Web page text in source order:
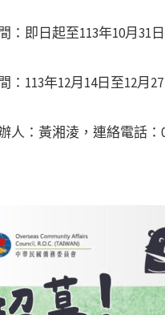
：即日起至113年10月31日
：113年12月14日至12月27
人：黃湘淩，連絡電話：